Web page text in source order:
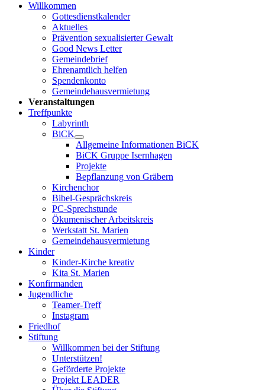
Willkommen
Gottesdienstkalender
Aktuelles
Prävention sexualisierter Gewalt
Good News Letter
Gemeindebrief
Ehrenamtlich helfen
Spendenkonto
Gemeindehausvermietung
Veranstaltungen
Treffpunkte
Labyrinth
BiCK
Allgemeine Informationen BiCK
BiCK Gruppe Isernhagen
Projekte
Bepflanzung von Gräbern
Kirchenchor
Bibel-Gesprächskreis
PC-Sprechstunde
Ökumenischer Arbeitskreis
Werkstatt St. Marien
Gemeindehausvermietung
Kinder
Kinder-Kirche kreativ
Kita St. Marien
Konfirmanden
Jugendliche
Teamer-Treff
Instagram
Friedhof
Stiftung
Willkommen bei der Stiftung
Unterstützen!
Geförderte Projekte
Projekt LEADER